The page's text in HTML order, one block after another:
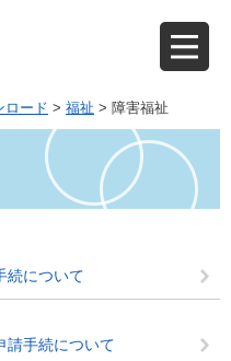
ロード > 福祉 > 障害福祉
続について
請手続について